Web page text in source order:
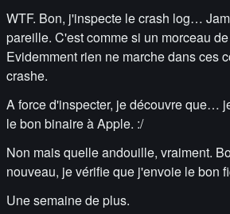
WTF. Bon, j'inspecte le crash log…
pareille. C'est comme si un morceau
Evidemment rien ne marche dans ces
crashe.
A force d'inspecter, je découvre que…
le bon binaire à Apple. :/
Non mais quelle andouille, vraiment.
nouveau, je vérifie que j'envoie le bon
Une semaine de plus.